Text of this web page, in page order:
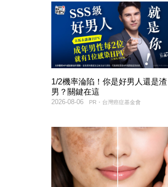
1/2機率淪陷！你是好男人還是渣
男？關鍵在這
PR・台灣癌症基金會
2026-08-06